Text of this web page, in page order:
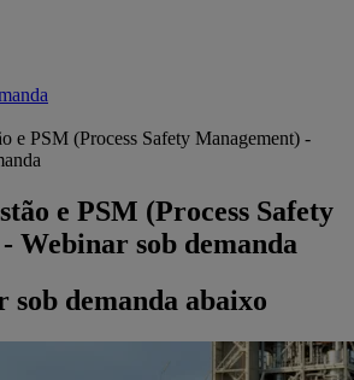
e PSM (Process Safety Management) -
e PSM (Process Safety
Webinar sob demanda
sob demanda abaixo